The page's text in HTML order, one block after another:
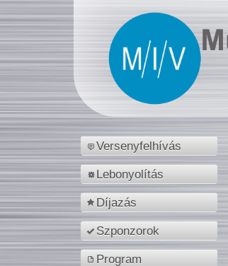
Versenyfelhívás
Lebonyolítás
Díjazás
Szponzorok
Program